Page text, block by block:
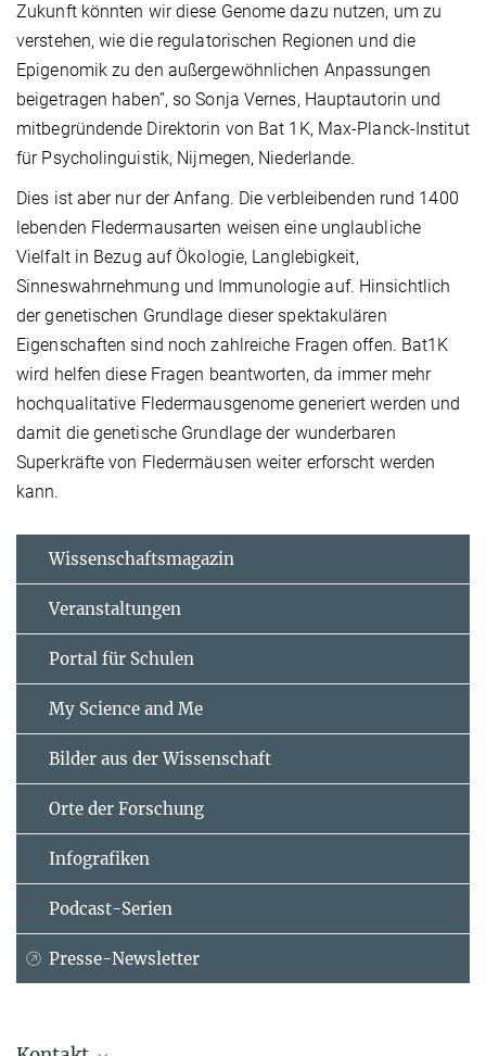
Zukunft könnten wir diese Genome dazu nutzen, um zu
verstehen, wie die regulatorischen Regionen und die
Epigenomik zu den außergewöhnlichen Anpassungen
beigetragen haben”, so Sonja Vernes, Hauptautorin und
mitbegründende Direktorin von Bat 1K, Max-Planck-Institut
für Psycholinguistik, Nijmegen, Niederlande.
Dies ist aber nur der Anfang. Die verbleibenden rund 1400
lebenden Fledermausarten weisen eine unglaubliche
Vielfalt in Bezug auf Ökologie, Langlebigkeit,
Sinneswahrnehmung und Immunologie auf. Hinsichtlich
der genetischen Grundlage dieser spektakulären
Eigenschaften sind noch zahlreiche Fragen offen. Bat1K
wird helfen diese Fragen beantworten, da immer mehr
hochqualitative Fledermausgenome generiert werden und
damit die genetische Grundlage der wunderbaren
Superkräfte von Fledermäusen weiter erforscht werden
kann.
Wissenschaftsmagazin
Veranstaltungen
Portal für Schulen
My Science and Me
Bilder aus der Wissenschaft
Orte der Forschung
Infografiken
Podcast-Serien
Presse-Newsletter